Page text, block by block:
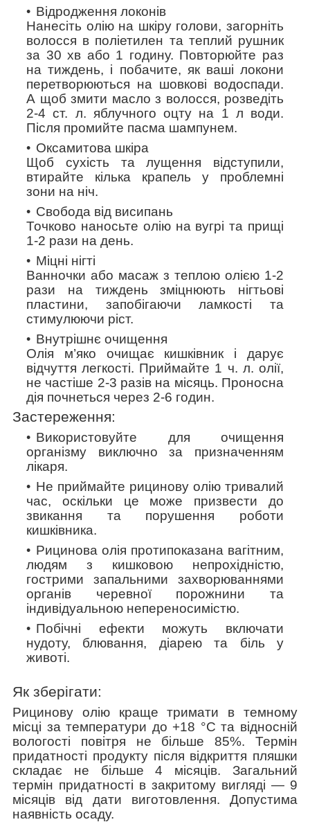
Відродження локонів
Нанесіть олію на шкіру голови, загорніть
волосся в поліетилен та теплий рушник
за 30 хв або 1 годину. Повторюйте раз
на тиждень, і побачите, як ваші локони
перетворюються на шовкові водоспади.
А щоб змити масло з волосся, розведіть
2-4 ст. л. яблучного оцту на 1 л води.
Після промийте пасма шампунем.
Оксамитова шкіра
Щоб сухість та лущення відступили,
втирайте кілька крапель у проблемні
зони на ніч.
Свобода від висипань
Точково наносьте олію на вугрі та прищі
1-2 рази на день.
Міцні нігті
Ванночки або масаж з теплою олією 1-2
рази на тиждень зміцнюють нігтьові
пластини, запобігаючи ламкості та
стимулюючи ріст.
Внутрішнє очищення
Олія м’яко очищає кишківник і дарує
відчуття легкості. Приймайте 1 ч. л. олії,
не частіше 2-3 разів на місяць. Проносна
дія почнеться через 2-6 годин.
Застереження:
Використовуйте для очищення
організму виключно за призначенням
лікаря.
Не приймайте рицинову олію тривалий
час, оскільки це може призвести до
звикання та порушення роботи
кишківника.
Рицинова олія протипоказана вагітним,
людям з кишковою непрохідністю,
гострими запальними захворюваннями
органів черевної порожнини та
індивідуальною непереносимістю.
Побічні ефекти можуть включати
нудоту, блювання, діарею та біль у
животі.
Як зберігати:
Рицинову олію краще тримати в темному
місці за температури до +18 °C та відносній
вологості повітря не більше 85%. Термін
придатності продукту після відкриття пляшки
складає не більше 4 місяців. Загальний
термін придатності в закритому вигляді — 9
місяців від дати виготовлення. Допустима
наявність осаду.